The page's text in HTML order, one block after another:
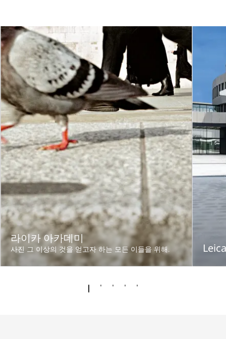
라이카 아카데미
사진 그 이상의 것을 얻고자 하는 모든 이들을 위해.